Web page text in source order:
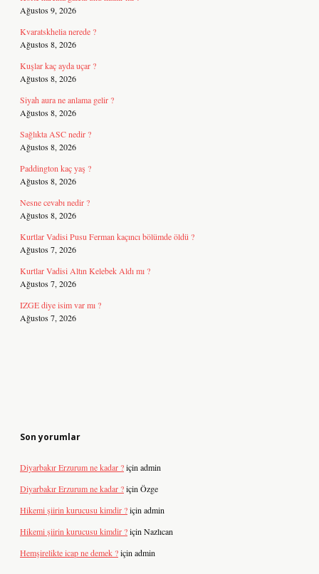
Ağustos 9, 2026
Kvaratskhelia nerede ?
Ağustos 8, 2026
Kuşlar kaç ayda uçar ?
Ağustos 8, 2026
Siyah aura ne anlama gelir ?
Ağustos 8, 2026
Sağlıkta ASC nedir ?
Ağustos 8, 2026
Paddington kaç yaş ?
Ağustos 8, 2026
Nesne cevabı nedir ?
Ağustos 8, 2026
Kurtlar Vadisi Pusu Ferman kaçıncı bölümde öldü ?
Ağustos 7, 2026
Kurtlar Vadisi Altın Kelebek Aldı mı ?
Ağustos 7, 2026
IZGE diye isim var mı ?
Ağustos 7, 2026
Son yorumlar
Diyarbakır Erzurum ne kadar ?için admin
Diyarbakır Erzurum ne kadar ?için Özge
Hikemi şiirin kurucusu kimdir ?için admin
Hikemi şiirin kurucusu kimdir ?için Nazlıcan
Hemşirelikte icap ne demek ?için admin